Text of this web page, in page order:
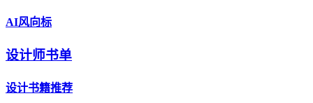
AI风向标
设计师书单
设计书籍推荐